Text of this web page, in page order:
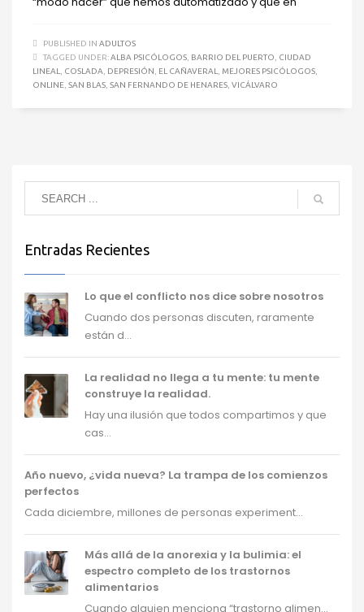
PUBLISHED IN ADULTOS
TAGGED UNDER:ALBA PSICÓLOGOS, BARRIO DEL PUERTO, CIUDAD
LINEAL, COSLADA, DEPRESIÓN, EL CAÑAVERAL, MEJORES PSICÓLOGOS,
ONLINE, SAN BLAS, SAN FERNANDO DE HENARES, VICÁLVARO
Entradas Recientes
Lo que el conflicto nos dice sobre nosotros
Cuando dos personas discuten, raramente
están d...
La realidad no llega a tu mente: tu mente
construye la realidad.
Hay una ilusión que todos compartimos y que
cas...
Año nuevo, ¿vida nueva? La trampa de los comienzos
perfectos
Cada diciembre, millones de personas experiment...
Más allá de la anorexia y la bulimia: el
espectro completo de los trastornos
alimentarios
Cuando alguien menciona “trastorno alimen...